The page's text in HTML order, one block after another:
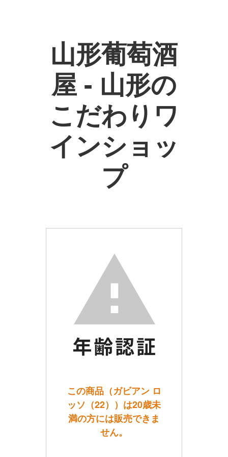
山形葡萄酒
屋 - 山形の
こだわりワ
インショッ
プ
この商品（ガビアン ロ
ッソ（22））は20歳未
満の方には販売できま
せん。